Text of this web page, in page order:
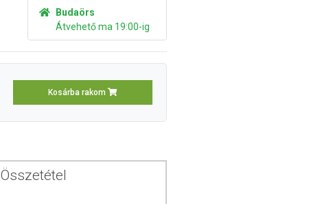
Budaörs
Átvehető ma 19:00-ig
Kosárba rakom
Összetétel